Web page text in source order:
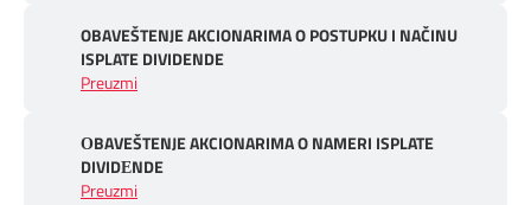
OBAVEŠTENJE AKCIONARIMA O POSTUPKU I NAČINU
ISPLATE DIVIDENDE
Preuzmi
ОBAVEŠTENJE AKCIONARIMA O NAMERI ISPLATE
DIVIDЕNDE
Preuzmi